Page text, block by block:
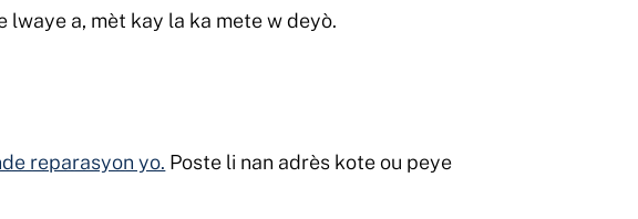
lwaye a, mèt kay la ka mete w deyò.
reparasyon yo. Poste li nan adrès kote ou peye